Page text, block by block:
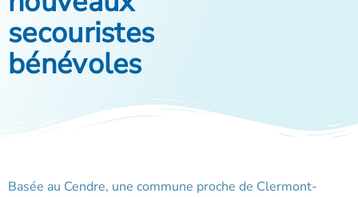
secouristes
bénévoles
Basée au Cendre, une commune proche de Clermont-